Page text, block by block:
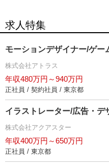
求人特集
モーションデザイナー/ゲー
株式会社アトラス
年収480万円～940万円
正社員 / 契約社員 / 東京都
イラストレーター/広告・デ
株式会社アクアスター
年収400万円～650万円
正社員 / 東京都